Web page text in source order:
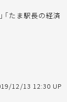
「たま駅長の経済
12/13 12:30 UP